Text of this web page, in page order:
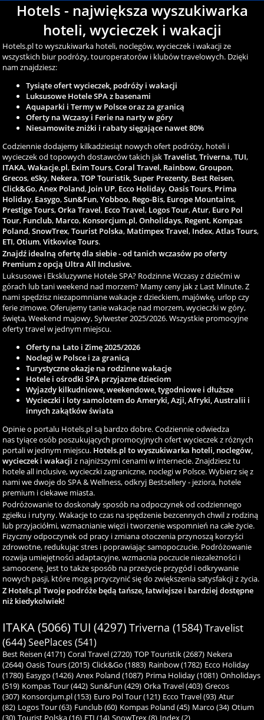
Hotels - największa wyszukiwarka
hoteli, wycieczek i wakacji
Hotels.pl to wyszukiwarka hoteli, noclegów, wycieczek i wakacji ze
wszystkich biur podróży, touroperatorów i klubów travelowych. Dzięki
nam znajdziesz:
Tysiąte ofert wycieczek, podróży i wakacji
Luksusowe Hotele SPA z basenami
Aquaparki i Termy w Polsce oraz za granicą
Oferty na Wczasy i Ferie na narty w góry
Niesamowite zniżki i rabaty sięgające nawet 80%
Codziennie dodajemy kilkadziesiąt nowych ofert podróży, hoteli i
wycieczek od topowych dostawców takich jakTravelist,Triverna,TUI,
ITAKA,Wakacje.pl, Exim Tours,Coral Travel, Rainbow,Groupon,
Grecos,eSky, Nekera,TOP Touristik,Super Prezenty, Best Reisen,
Click&Go,Anex Poland, Join UP, Ecco Holiday,Oasis Tours, Prima
Holiday, Easygo,Sun&Fun,Yobboo, Rego-Bis, Europe Mountains,
Prestige Tours,Orka Travel, Ecco Travel, Logos Tour,Atur, Euro Pol
Tour, Funclub, Marco, Konsorcjum.pl,Onholidays, Regent, Kompas
Poland,SnowTrex,Tourist Polska, Matimpex Travel, Index,Atlas Tours,
ETI,Otium,Vitkovice Tours.
Znajdź idealną ofertę dla siebie - od tanich wczasów po oferty
Premium z opcją Ultra All Inclusive.
Luksusowe i Ekskluzywne Hotele SPA? Rodzinne Wczasy z dziećmi w
górach lub tani weekend nad morzem? Mamy ceny jak z Last Minute. Z
nami spędzisz niezapomniane wakacje z dzieckiem, majówkę, urlop czy
ferie zimowe. Oferujemy tanie wakacje nad morzem, wycieczki w góry,
święta, Weekend majowy, Sylwester 2025/2026. Wszystkie promocyjne
oferty travel w jednym miejscu.
Oferty na Lato i Zimę 2025/2026
Noclegi w Polsce i za granicą
Turystyczne okazje na rodzinne wakacje
Hotele i ośrodki SPA przyjazne dzieciom
Wyjazdy kilkudniowe, weekendowe, tygodniowe i dłuższe
Wycieczki i loty samolotem do Ameryki, Azji, Afryki, Australii i
innych zakątków świata
Opinie o portalu Hotels.pl są bardzo dobre. Codziennie odwiedza
nas tyiące osób poszukujących promocyjnych ofert wycieczek z różnych
portali w jednym miejscu. Hotels.pl to wyszukiwarka hoteli, noclegów,
wycieczek i wakacji z najniższymi cenami w internecie. Znajdziesz tu
hotele all inclusive, wycieczki zagraniczne, noclegi w Polsce. Wybierz się z
nami we dwoje do SPA & Wellness, odkryj Bestsellery - jeziora, hotele
premium i ciekawe miasta.
Podróżowanie to doskonały sposób na odpoczynek od codziennego
zgiełku i rutyny. Wakacje to czas na spędzenie bezcennych chwil z rodziną
lub przyjaciółmi, wzmacnianie więzi i tworzenie wspomnień na całe życie.
Fizyczny odpoczynek od pracy i zmiana otoczenia przynoszą korzyści
zdrowotne, redukując stres i poprawiając samopoczucie. Podróżowanie
rozwija umiejętności adaptacyjne, wzmacnia poczucie niezależności i
samoocenę. Jest to także sposób na przeżycie przygód i odkrywanie
nowych pasji, które mogą przyczynić się do zwiększenia satysfakcji z życia.
Z Hotels.pl Twoje podróże będą tańsze, łatwiejsze i bardziej dostępne
niż kiedykolwiek!
ITAKA (5066)TUI (4297) Triverna (1584)Travelist
(644) SeePlaces (541)
Best Reisen (4171) Coral Travel (2720) TOP Touristik (2687) Nekera
(2644) Oasis Tours (2015) Click&Go (1883) Rainbow (1782) Ecco Holiday
(1780) Easygo (1426) Anex Poland (1087) Prima Holiday (1081) Onholidays
(519) Kompas Tour (442) Sun&Fun (429) Orka Travel (403) Grecos
(307) Konsorcjum.pl (153) Euro Pol Tour (121) Ecco Travel (93) Atur
(82) Logos Tour (63) Funclub (60) Kompas Poland (45) Marco (34) Otium